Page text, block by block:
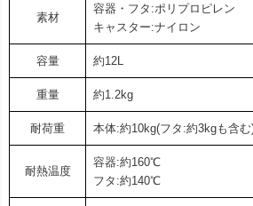
素材
容器・フタ:ポリプロピレン
キャスター:ナイロン
容量 約12L
重量 約1.2kg
耐荷重 本体:約10kg(フタ:約3kgも含む
耐熱温度
容器:約160℃
フタ:約140℃